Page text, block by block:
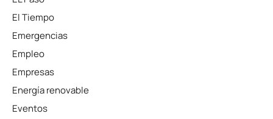
El Tiempo
Emergencias
Empleo
Empresas
Energía renovable
Eventos